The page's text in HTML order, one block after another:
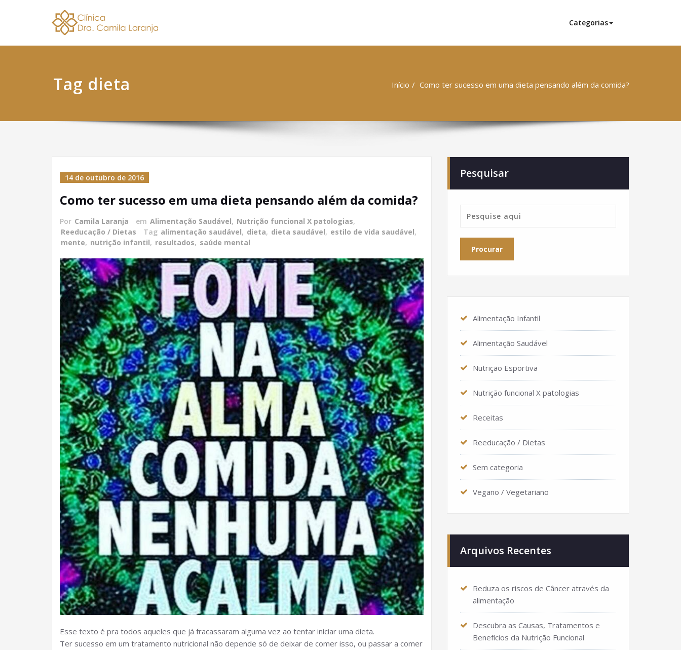
Categorias
Tag dieta Início Como ter sucesso em uma dieta pensando além da comida?
14 de outubro de 2016
Como ter sucesso em uma dieta pensando além da comida?
Por Camila Laranja em Alimentação Saudável, Nutrição funcional X patologias,
Reeducação / Dietas
Tag alimentação saudável, dieta, dieta saudável, estilo de vida saudável,
mente, nutrição infantil, resultados, saúde mental
Esse texto é pra todos aqueles que já fracassaram alguma vez ao tentar iniciar uma dieta.
Ter sucesso em um tratamento nutricional não depende só de deixar de comer isso, ou passar a comer
Pesquisar
Alimentação Infantil
Alimentação Saudável
Nutrição Esportiva
Nutrição funcional X patologias
Receitas
Reeducação / Dietas
Sem categoria
Vegano / Vegetariano
Arquivos Recentes
Reduza os riscos de Câncer através da
alimentação
Descubra as Causas, Tratamentos e
Benefícios da Nutrição Funcional